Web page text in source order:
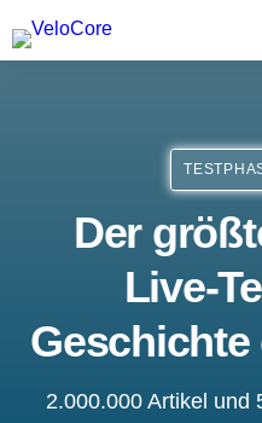
Partnerprogramm
Der
Live-
2.000.000 Artikel und